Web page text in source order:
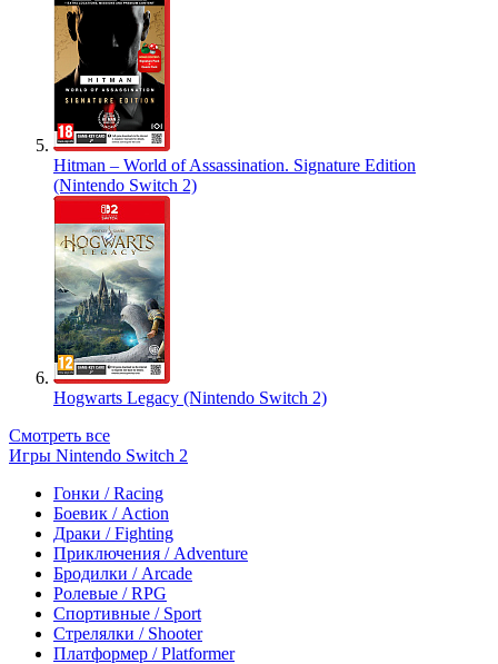
Hitman – World of Assassination. Signature Edition
(Nintendo Switch 2)
Hogwarts Legacy (Nintendo Switch 2)
Смотреть все
Игры Nintendo Switch 2
Гонки / Racing
Боевик / Action
Драки / Fighting
Приключения / Adventure
Бродилки / Arcade
Ролевые / RPG
Спортивные / Sport
Стрелялки / Shooter
Платформер / Platformer